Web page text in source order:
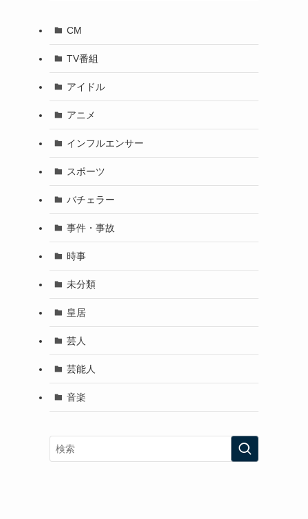
CM
TV番組
アイドル
アニメ
インフルエンサー
スポーツ
バチェラー
事件・事故
時事
未分類
皇居
芸人
芸能人
音楽